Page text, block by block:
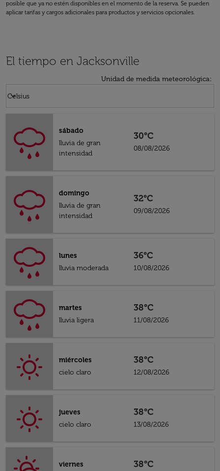
posible que ya no estén disponibles en el momento de la reserva. Se pueden
aplicar tarifas y cargos adicionales para productos y servicios opcionales.
El tiempo en Jacksonville
Unidad de medida meteorológica:
Celsius
keyboard_arrow_down
sábado
lluvia de gran
intensidad
30°C
08/08/2026
domingo
lluvia de gran
intensidad
32°C
09/08/2026
lunes
lluvia moderada
36°C
10/08/2026
martes
lluvia ligera
38°C
11/08/2026
miércoles
cielo claro
38°C
12/08/2026
jueves
cielo claro
38°C
13/08/2026
viernes
38°C